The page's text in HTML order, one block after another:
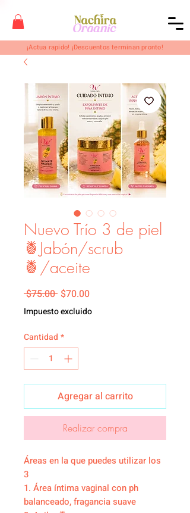
¡Actua rapido! ¡Descuentos terminan pronto!
Nuevo Trío 3 de piel
🍍Jabón/scrub
🍍/aceite
$75.00 Precio
$70.00Precio de oferta
Impuesto excluido
Cantidad *
Agregar al carrito
Realizar compra
Áreas en la que puedes utilizar los
3
1. Área íntima vaginal con ph
balanceado, fragancia suave